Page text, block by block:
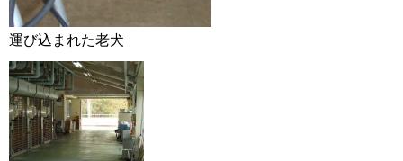
運び込まれた老犬